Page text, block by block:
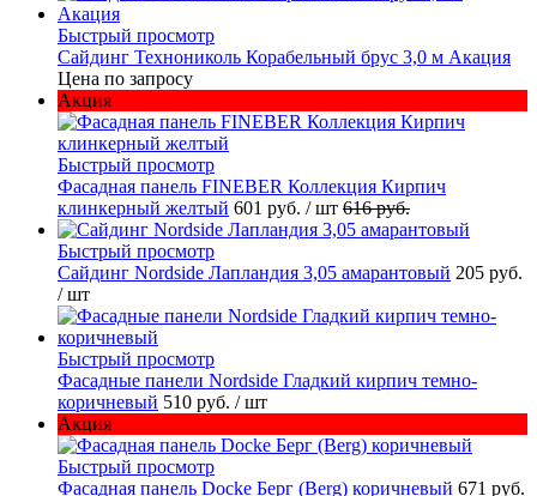
Быстрый просмотр
Сайдинг Технониколь Корабельный брус 3,0 м Акация
Цена по запросу
Акция
Быстрый просмотр
Фасадная панель FINEBER Коллекция Кирпич
клинкерный желтый 601 руб. / шт 616 руб.
Быстрый просмотр
Сайдинг Nordside Лапландия 3,05 амарантовый 205 руб.
/ шт
Быстрый просмотр
Фасадные панели Nordside Гладкий кирпич темно-
коричневый 510 руб. / шт
Акция
Быстрый просмотр
Фасадная панель Docke Берг (Berg) коричневый 671 руб.